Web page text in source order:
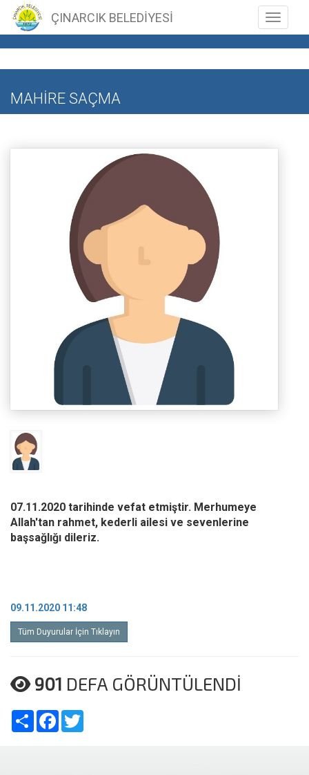
Toggle
ÇINARCIK BELEDİYESİ
MAHİRE SAÇMA
07.11.2020 tarihinde vefat etmiştir. Merhumeye
Allah'tan rahmet, kederli ailesi ve sevenlerine
başsağlığı dileriz.
09.11.2020 11:48
Tüm Duyurular İçin Tıklayın
901 DEFA GÖRÜNTÜLENDİ
Share Facebook